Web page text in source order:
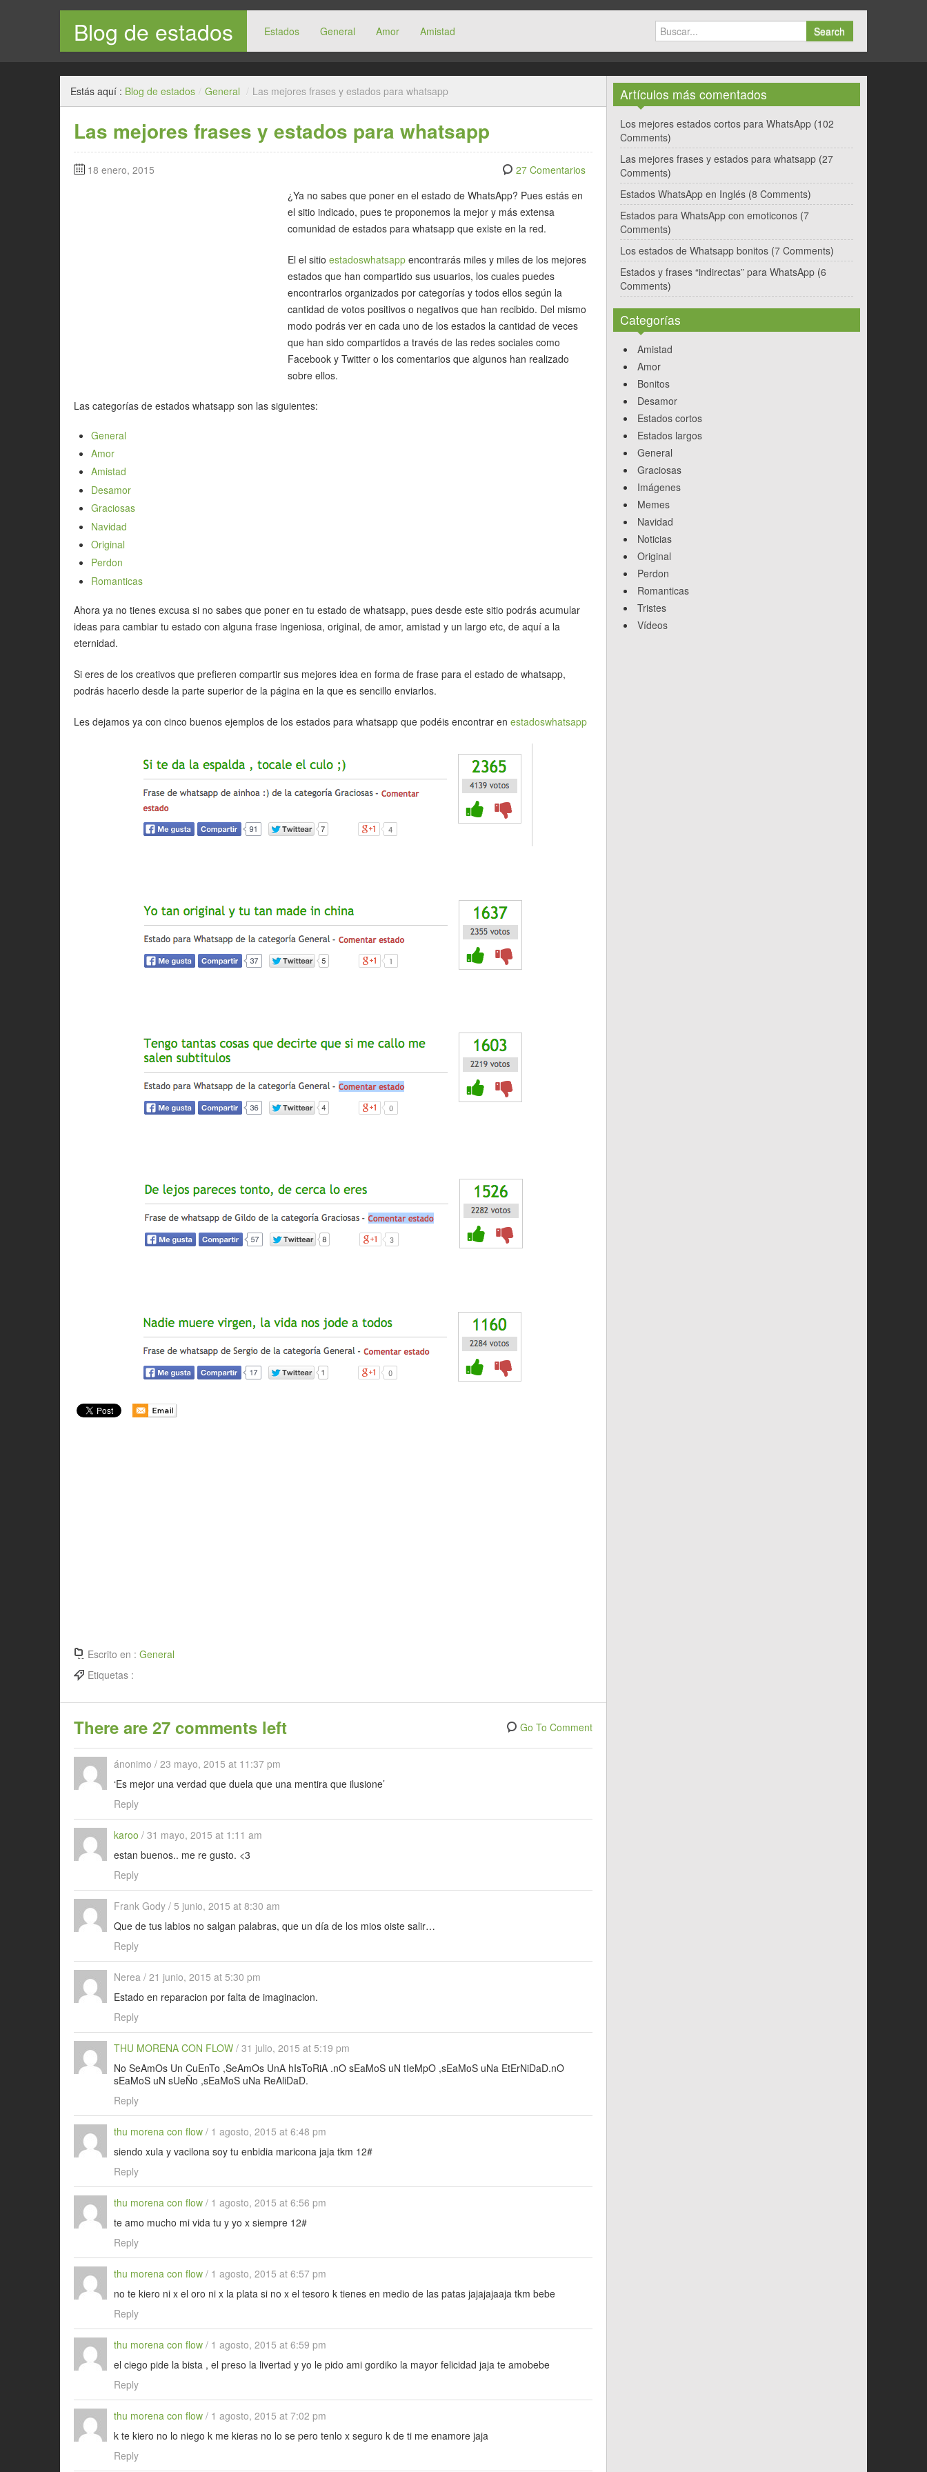
Blog de estados Estados General Amor Amistad Search
Estás aquí : Blog de estados / General / Las mejores frases y estados para whatsapp
Las mejores frases y estados para whatsapp
18 enero, 2015
27 Comentarios
¿Ya no sabes que poner en el estado de WhatsApp? Pues estás en
el sitio indicado, pues te proponemos la mejor y más extensa
comunidad de estados para whatsapp que existe en la red.
El el sitio estadoswhatsapp encontrarás miles y miles de los mejores
estados que han compartido sus usuarios, los cuales puedes
encontrarlos organizados por categorías y todos ellos según la
cantidad de votos positivos o negativos que han recibido. Del mismo
modo podrás ver en cada uno de los estados la cantidad de veces
que han sido compartidos a través de las redes sociales como
Facebook y Twitter o los comentarios que algunos han realizado
sobre ellos.
Las categorías de estados whatsapp son las siguientes:
General
Amor
Amistad
Desamor
Graciosas
Navidad
Original
Perdon
Romanticas
Ahora ya no tienes excusa si no sabes que poner en tu estado de whatsapp, pues desde este sitio podrás acumular
ideas para cambiar tu estado con alguna frase ingeniosa, original, de amor, amistad y un largo etc, de aquí a la
eternidad.
Si eres de los creativos que prefieren compartir sus mejores idea en forma de frase para el estado de whatsapp,
podrás hacerlo desde la parte superior de la página en la que es sencillo enviarlos.
Les dejamos ya con cinco buenos ejemplos de los estados para whatsapp que podéis encontrar en estadoswhatsapp
Escrito en : General
Etiquetas :
There are 27 comments left Go To Comment
ánonimo / 23 mayo, 2015 at 11:37 pm
‘Es mejor una verdad que duela que una mentira que ilusione’
Reply
karoo / 31 mayo, 2015 at 1:11 am
estan buenos.. me re gusto. <3
Reply
Frank Gody / 5 junio, 2015 at 8:30 am
Que de tus labios no salgan palabras, que un día de los mios oiste salir…
Reply
Nerea / 21 junio, 2015 at 5:30 pm
Estado en reparacion por falta de imaginacion.
Reply
THU MORENA CON FLOW / 31 julio, 2015 at 5:19 pm
No SeAmOs Un CuEnTo ,SeAmOs UnA hIsToRiA .nO sEaMoS uN tIeMpO ,sEaMoS uNa EtErNiDaD.nO
sEaMoS uN sUeÑo ,sEaMoS uNa ReAliDaD.
Reply
thu morena con flow / 1 agosto, 2015 at 6:48 pm
siendo xula y vacilona soy tu enbidia maricona jaja tkm 12#
Reply
thu morena con flow / 1 agosto, 2015 at 6:56 pm
te amo mucho mi vida tu y yo x siempre 12#
Reply
thu morena con flow / 1 agosto, 2015 at 6:57 pm
no te kiero ni x el oro ni x la plata si no x el tesoro k tienes en medio de las patas jajajajaaja tkm bebe
Reply
thu morena con flow / 1 agosto, 2015 at 6:59 pm
el ciego pide la bista , el preso la livertad y yo le pido ami gordiko la mayor felicidad jaja te amobebe
Reply
thu morena con flow / 1 agosto, 2015 at 7:02 pm
k te kiero no lo niego k me kieras no lo se pero tenlo x seguro k de ti me enamore jaja
Reply
Artículos más comentados
Los mejores estados cortos para WhatsApp (102
Comments)
Las mejores frases y estados para whatsapp (27
Comments)
Estados WhatsApp en Inglés (8 Comments)
Estados para WhatsApp con emoticonos (7
Comments)
Los estados de Whatsapp bonitos (7 Comments)
Estados y frases “indirectas” para WhatsApp (6
Comments)
Categorías
Amistad
Amor
Bonitos
Desamor
Estados cortos
Estados largos
General
Graciosas
Imágenes
Memes
Navidad
Noticias
Original
Perdon
Romanticas
Tristes
Vídeos